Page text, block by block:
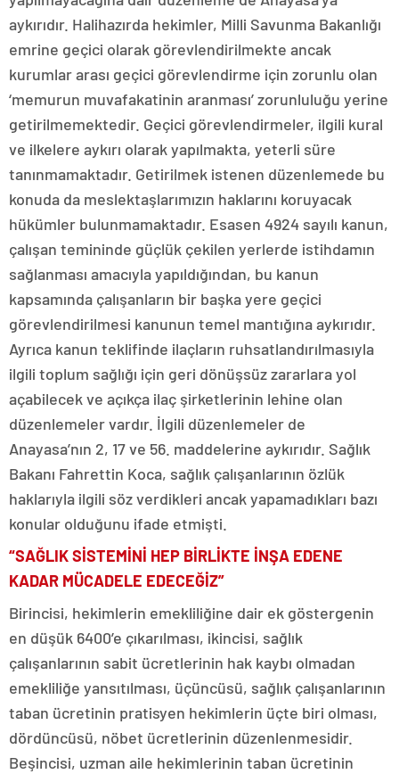
aykırıdır. Halihazırda hekimler, Milli Savunma Bakanlığı
emrine geçici olarak görevlendirilmekte ancak
kurumlar arası geçici görevlendirme için zorunlu olan
‘memurun muvafakatinin aranması’ zorunluluğu yerine
getirilmemektedir. Geçici görevlendirmeler, ilgili kural
ve ilkelere aykırı olarak yapılmakta, yeterli süre
tanınmamaktadır. Getirilmek istenen düzenlemede bu
konuda da meslektaşlarımızın haklarını koruyacak
hükümler bulunmamaktadır. Esasen 4924 sayılı kanun,
çalışan temininde güçlük çekilen yerlerde istihdamın
sağlanması amacıyla yapıldığından, bu kanun
kapsamında çalışanların bir başka yere geçici
görevlendirilmesi kanunun temel mantığına aykırıdır.
Ayrıca kanun teklifinde ilaçların ruhsatlandırılmasıyla
ilgili toplum sağlığı için geri dönüşsüz zararlara yol
açabilecek ve açıkça ilaç şirketlerinin lehine olan
düzenlemeler vardır. İlgili düzenlemeler de
Anayasa’nın 2, 17 ve 56. maddelerine aykırıdır. Sağlık
Bakanı Fahrettin Koca, sağlık çalışanlarının özlük
haklarıyla ilgili söz verdikleri ancak yapamadıkları bazı
konular olduğunu ifade etmişti.
“SAĞLIK SİSTEMİNİ HEP BİRLİKTE İNŞA EDENE
KADAR MÜCADELE EDECEĞİZ”
Birincisi, hekimlerin emekliliğine dair ek göstergenin
en düşük 6400’e çıkarılması, ikincisi, sağlık
çalışanlarının sabit ücretlerinin hak kaybı olmadan
emekliliğe yansıtılması, üçüncüsü, sağlık çalışanlarının
taban ücretinin pratisyen hekimlerin üçte biri olması,
dördüncüsü, nöbet ücretlerinin düzenlenmesidir.
Beşincisi, uzman aile hekimlerinin taban ücretinin